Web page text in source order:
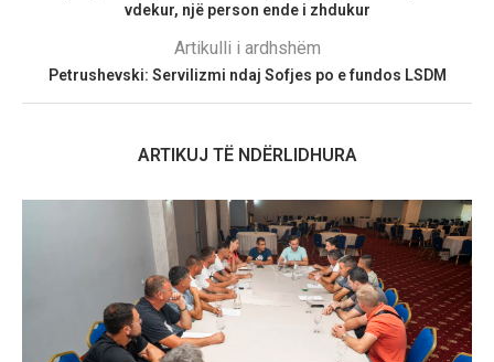
vdekur, një person ende i zhdukur
Artikulli i ardhshëm
Petrushevski: Servilizmi ndaj Sofjes po e fundos LSDM
ARTIKUJ TË NDËRLIDHURA